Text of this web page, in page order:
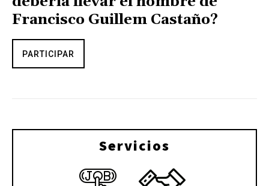
Francisco Guillem Castaño?
PARTICIPAR
Servicios